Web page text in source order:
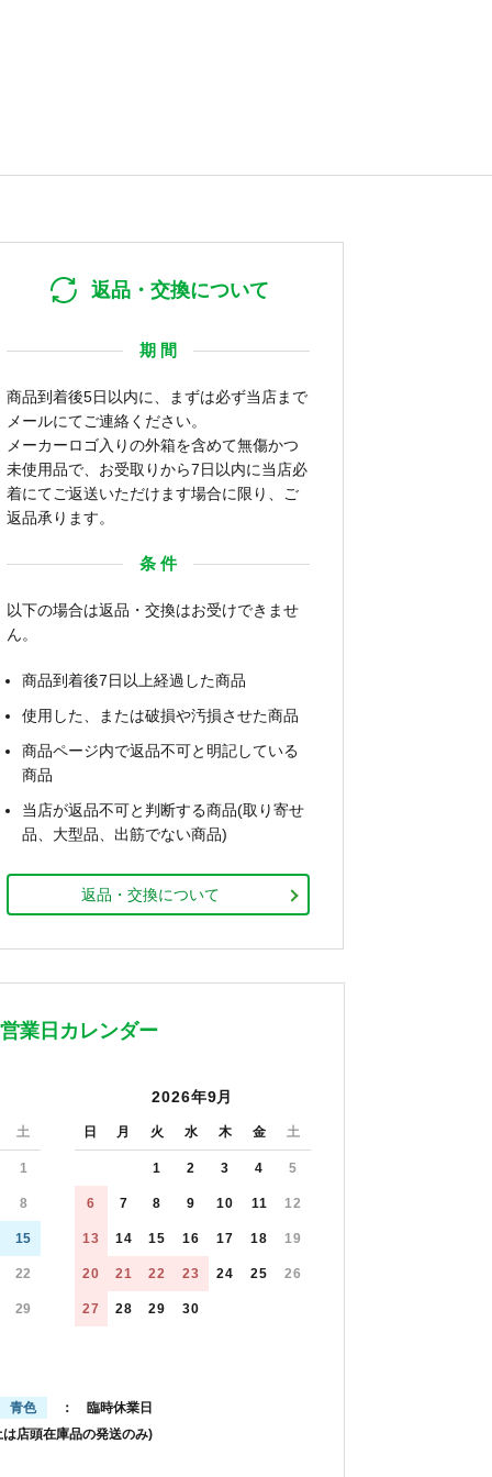
返品・交換について
期 間
商品到着後5日以内に、まずは必ず当店まで
メールにてご連絡ください。
メーカーロゴ入りの外箱を含めて無傷かつ
未使用品で、お受取りから7日以内に当店必
着にてご返送いただけます場合に限り、ご
返品承ります。
条 件
以下の場合は返品・交換はお受けできませ
ん。
商品到着後7日以上経過した商品
使用した、または破損や汚損させた商品
商品ページ内で返品不可と明記している
商品
当店が返品不可と判断する商品(取り寄せ
品、大型品、出筋でない商品)
返品・交換について
営業日カレンダー
土
1
8
15
22
29
2026年9月
日 月 火 水 木 金 土
1 2 3 4 5
6 7 8 9 10 11 12
13 14 15 16 17 18 19
20 21 22 23 24 25 26
27 28 29 30
青色
： 臨時休業日
は店頭在庫品の発送のみ)